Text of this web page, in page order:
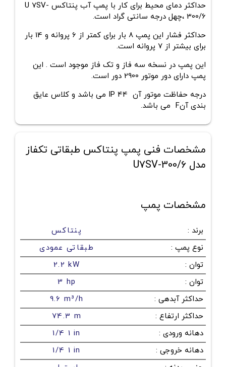
حداکثر دمای محیط برای کار با پمپ آب پنتاکس U 7SV-
300/6 ،چهل درجه سانتی گراد است.
حداکثر فشار این پمپ 8 بار برای کمتر از 6 پروانه و 14 بار
برای بیشتر از 7 پروانه است.
این پمپ در نسخه سه فاز و تک فاز موجود است . این
پمپ دارای دور موتور 2900 دور است.
درجه حفاظت موتور آن IP 44 می باشد و کلاس عایق
بندی آنF می باشد.
مشخصات فنی پمپ پنتاکس طبقاتی تکفاز
مدل U7SV-300/6
مشخصات پمپ
برند :
پنتاکس
نوع پمپ :
طبقاتی عمودی
توان :
2.2 kW
توان :
3 hp
حداکثر آبدهی :
9.6 m³/h
حداکثر ارتفاع :
74.3 m
دهانه ورودی :
1/4 1 in
دهانه خروجی :
1/4 1 in